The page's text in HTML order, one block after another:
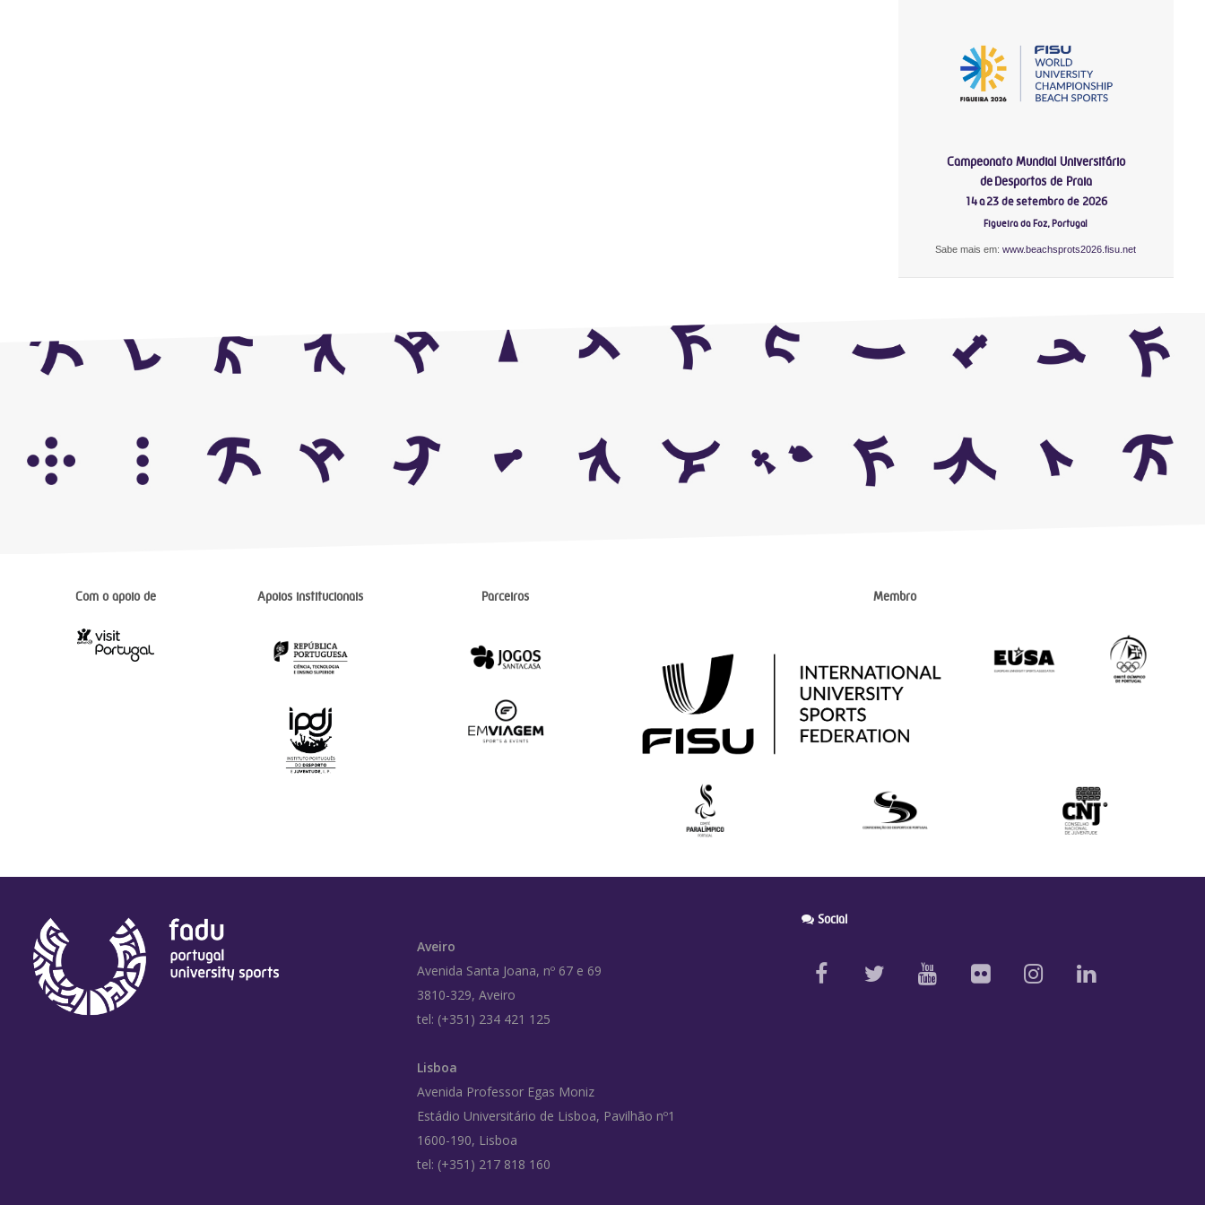
Campeonato Mundial Universitário
de Desportos de Praia
14 a 23 de setembro de 2026
Figueira da Foz, Portugal
Sabe mais em:www.beachsprots2026.fisu.net
Com o apoio de Apoios institucionais Parceiros Membro
Aveiro
Avenida Santa Joana, nº 67 e 69
3810-329, Aveiro
tel: (+351) 234 421 125
Lisboa
Avenida Professor Egas Moniz
Estádio Universitário de Lisboa, Pavilhão nº1
1600-190, Lisboa
tel: (+351) 217 818 160
Social